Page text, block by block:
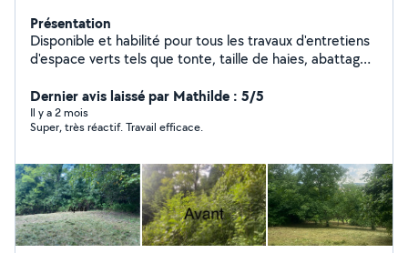
Présentation
Disponible et habilité pour tous les travaux d'entretiens
d'espace verts tels que tonte, taille de haies, abattage
qui vont avec je précise !
Dernier avis laissé par Mathilde : 5/5
Il y a 2 mois
Super, très réactif. Travail efficace.